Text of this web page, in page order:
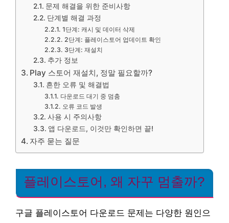
문제 해결을 위한 준비사항
단계별 해결 과정
1단계: 캐시 및 데이터 삭제
2단계: 플레이스토어 업데이트 확인
3단계: 재설치
추가 정보
Play 스토어 재설치, 정말 필요할까?
흔한 오류 및 해결법
다운로드 대기 중 멈춤
오류 코드 발생
사용 시 주의사항
앱 다운로드, 이것만 확인하면 끝!
자주 묻는 질문
플레이스토어, 왜 자꾸 멈출까?
구글 플레이스토어 다운로드 문제는 다양한 원인으